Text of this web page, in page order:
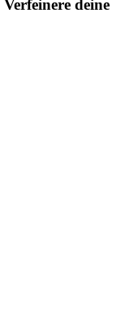
Verfeinere deine